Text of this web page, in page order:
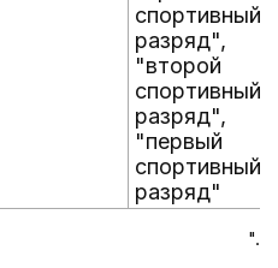
спортивный
разряд",
"второй
спортивный
разряд",
"первый
спортивный
разряд"
".